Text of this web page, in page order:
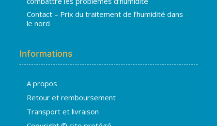
Contact – Prix du traitement de l’humidité dans
le nord
Informations
A propos
Retour et remboursement
Transport et livraison
En ligne · répond en quelques secondes